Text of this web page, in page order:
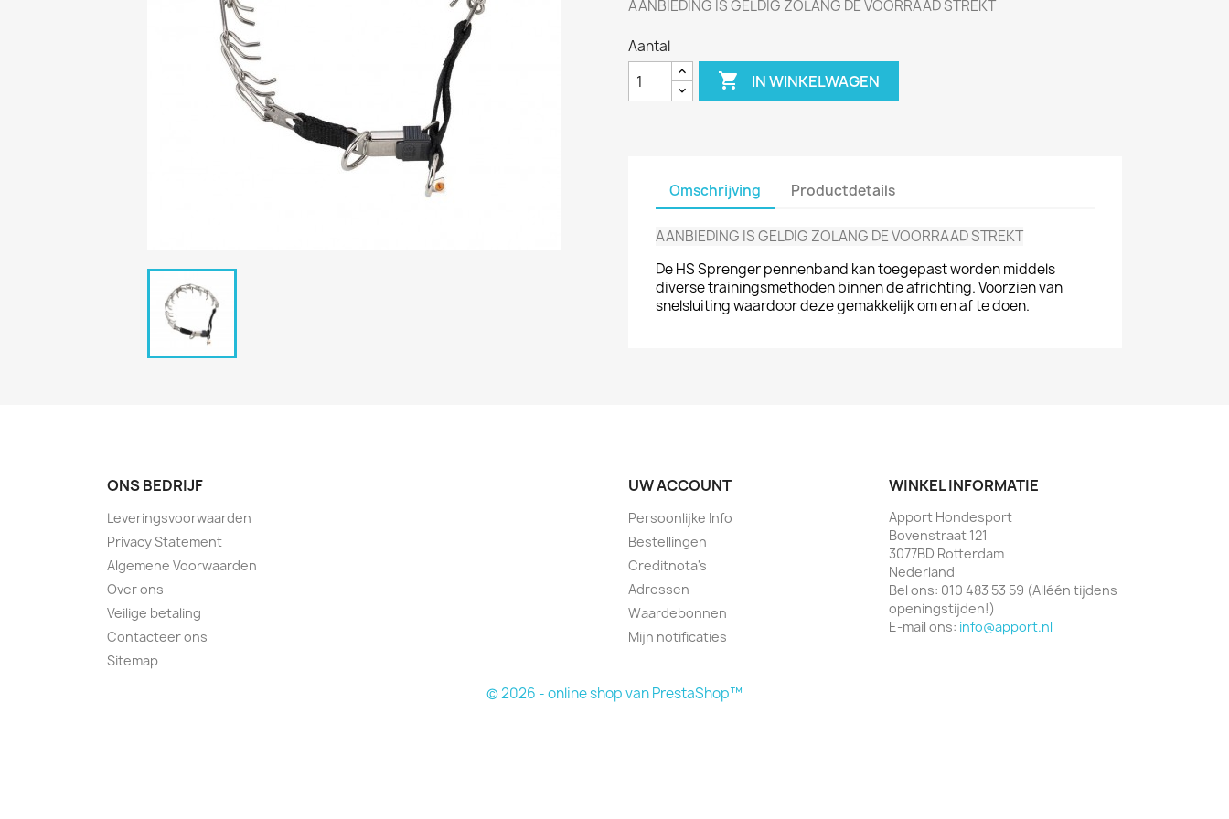
AANBIEDING IS GELDIG ZOLANG DE VOORRAAD STREKT
Aantal
 IN WINKELWAGEN
Omschrijving Productdetails
AANBIEDING IS GELDIG ZOLANG DE VOORRAAD STREKT
De HS Sprenger pennenband kan toegepast worden middels
diverse trainingsmethoden binnen de africhting. Voorzien van
snelsluiting waardoor deze gemakkelijk om en af te doen.
ONS BEDRIJF
Leveringsvoorwaarden
Privacy Statement
Algemene Voorwaarden
Over ons
Veilige betaling
Contacteer ons
Sitemap
UW ACCOUNT
Persoonlijke Info
Bestellingen
Creditnota's
Adressen
Waardebonnen
Mijn notificaties
WINKEL INFORMATIE
Apport Hondesport
Bovenstraat 121
3077BD Rotterdam
Nederland
Bel ons: 010 483 53 59 (Alléén tijdens
openingstijden!)
E-mail ons: info@apport.nl
© 2026 - online shop van PrestaShop™